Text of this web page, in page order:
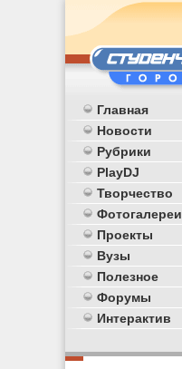
Главная
Новости
Рубрики
PlayDJ
Творчество
Фотогалереи
Проекты
Вузы
Полезное
Форумы
Интерактив